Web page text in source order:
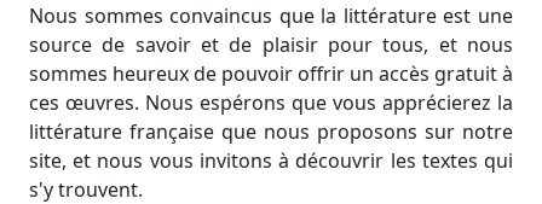
Nous sommes convaincus que la littérature est une
source de savoir et de plaisir pour tous, et nous
sommes heureux de pouvoir offrir un accès gratuit à
ces œuvres. Nous espérons que vous apprécierez la
littérature française que nous proposons sur notre
site, et nous vous invitons à découvrir les textes qui
s'y trouvent.